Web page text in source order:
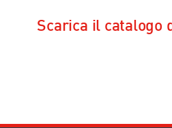
Scarica il catalogo